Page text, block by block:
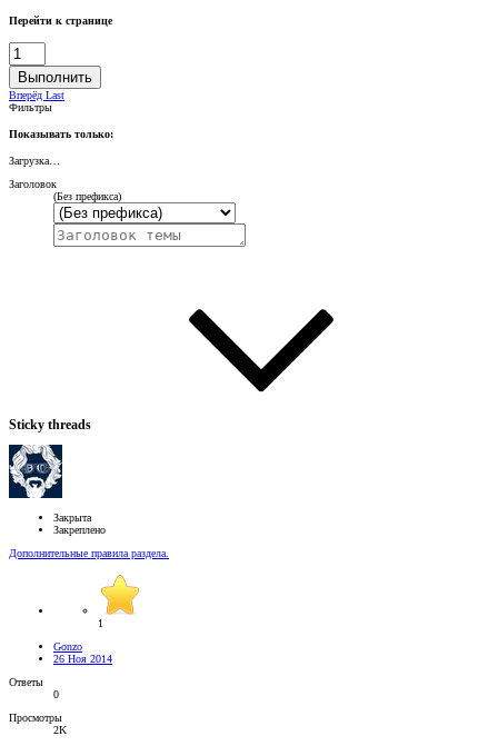
Перейти к странице
Выполнить
Вперёд Last
Фильтры
Показывать только:
Загрузка…
Заголовок
(Без префикса)
Sticky threads
Закрыта
Закреплено
Дополнительные правила раздела.
1
Gonzo
26 Ноя 2014
Ответы
0
Просмотры
2K